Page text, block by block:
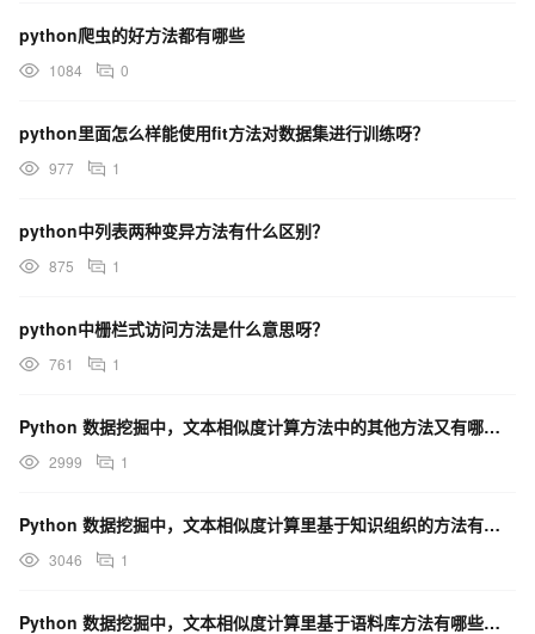
python爬虫的好方法都有哪些
1084 0
python里面怎么样能使用fit方法对数据集进行训练呀？
977 1
python中列表两种变异方法有什么区别？
875 1
python中栅栏式访问方法是什么意思呀？
761 1
Python 数据挖掘中，文本相似度计算方法中的其他方法又有哪些呢？
2999 1
Python 数据挖掘中，文本相似度计算里基于知识组织的方法有哪些呢？
3046 1
Python 数据挖掘中，文本相似度计算里基于语料库方法有哪些呢？